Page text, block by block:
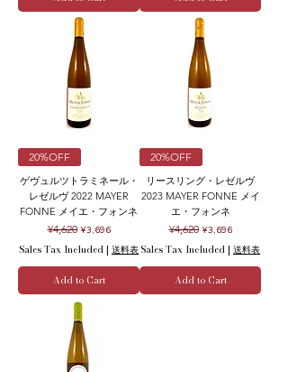
20%OFF
ゲヴュルツトラミネール・
レゼルヴ 2022 MAYER
FONNE メイエ・フォンネ
Regular Price
¥4,620 Sale Price
¥3,696
Sales Tax Included | 送料表
Add to Cart
20%OFF
リースリング・レゼルヴ
2023 MAYER FONNE メイ
エ・フォンネ
Regular Price
¥4,620 Sale Price
¥3,696
Sales Tax Included | 送料表
Add to Cart